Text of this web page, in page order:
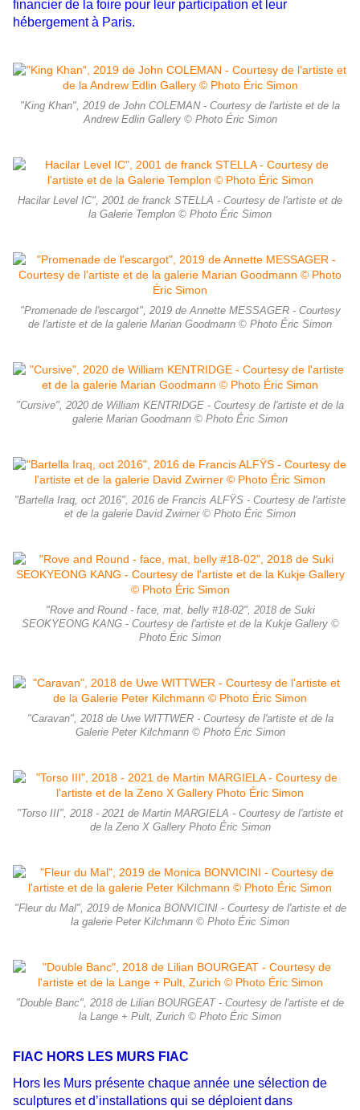
financier de la foire pour leur participation et leur
hébergement à Paris.
"King Khan", 2019 de John COLEMAN - Courtesy de l'artiste et de la
Andrew Edlin Gallery © Photo Éric Simon
Hacilar Level IC", 2001 de franck STELLA - Courtesy de l'artiste et de
la Galerie Templon © Photo Éric Simon
"Promenade de l'escargot", 2019 de Annette MESSAGER - Courtesy
de l'artiste et de la galerie Marian Goodmann © Photo Éric Simon
"Cursive", 2020 de William KENTRIDGE - Courtesy de l'artiste et de la
galerie Marian Goodmann © Photo Éric Simon
"Bartella Iraq, oct 2016", 2016 de Francis ALFŸS - Courtesy de l'artiste
et de la galerie David Zwirner © Photo Éric Simon
"Rove and Round - face, mat, belly #18-02", 2018 de Suki
SEOKYEONG KANG - Courtesy de l'artiste et de la Kukje Gallery ©
Photo Éric Simon
"Caravan", 2018 de Uwe WITTWER - Courtesy de l'artiste et de la
Galerie Peter Kilchmann © Photo Éric Simon
"Torso III", 2018 - 2021 de Martin MARGIELA - Courtesy de l'artiste et
de la Zeno X Gallery Photo Éric Simon
"Fleur du Mal", 2019 de Monica BONVICINI - Courtesy de l'artiste et de
la galerie Peter Kilchmann © Photo Éric Simon
"Double Banc", 2018 de Lilian BOURGEAT - Courtesy de l'artiste et de
la Lange + Pult, Zurich © Photo Éric Simon
FIAC HORS LES MURS FIAC
Hors les Murs présente chaque année une sélection de
sculptures et d’installations qui se déploient dans